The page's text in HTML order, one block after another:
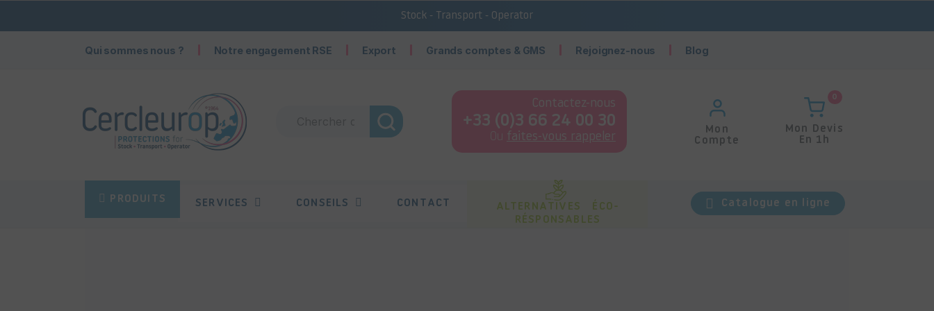
Stock - Transport - Operator
Qui sommes nous ? Notre engagement RSE Export Grands comptes & GMS Rejoignez-nous Blog
Contactez-nous
+33 (0)3 66 24 00 30
Ou faites-vous rappeler
Mon
Compte
0
Mon Devis
En 1h
PRODUITS SERVICES CONSEILS CONTACT
ALTERNATIVES ÉCO-
RÉSPONSABLES
Catalogue en ligne